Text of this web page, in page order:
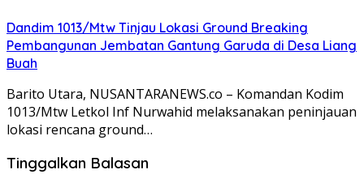
Dandim 1013/Mtw Tinjau Lokasi Ground Breaking
Pembangunan Jembatan Gantung Garuda di Desa Liang
Buah
Barito Utara, NUSANTARANEWS.co – Komandan Kodim
1013/Mtw Letkol Inf Nurwahid melaksanakan peninjauan
lokasi rencana ground…
Tinggalkan Balasan